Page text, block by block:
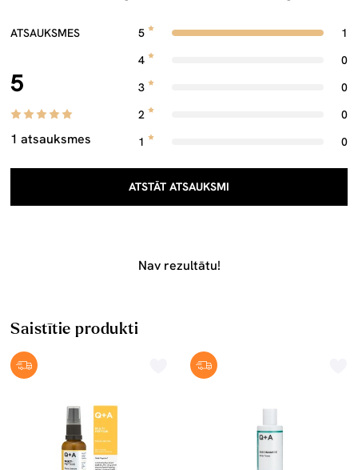
ATSAUKSMES
5
1 atsauksmes
5
1
4
0
3
0
2
0
1
0
ATSTĀT ATSAUKSMI
Nav rezultātu!
Saistītie produkti